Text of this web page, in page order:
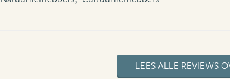
LEES ALLE REVIEWS